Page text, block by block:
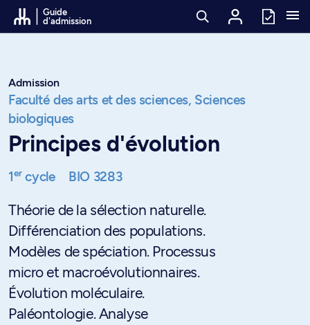
Passer au contenu
Guide
d'admission
Admission
Faculté des arts et des sciences, Sciences
biologiques
Principes d'évolution
1ercycle BIO 3283
Théorie de la sélection naturelle.
Différenciation des populations.
Modèles de spéciation. Processus
micro et macroévolutionnaires.
Évolution moléculaire.
Paléontologie. Analyse